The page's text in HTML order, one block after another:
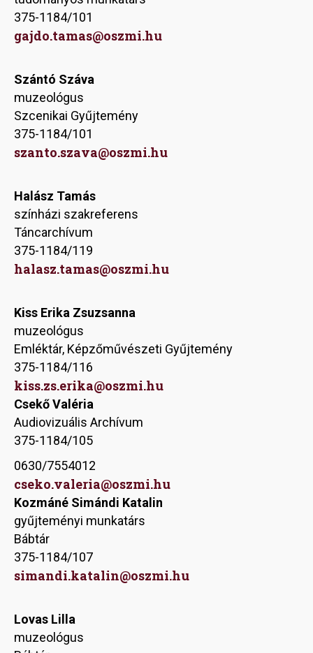
375-1184/101
gajdo.tamas@oszmi.hu
Szántó Száva
muzeológus
Szcenikai Gyűjtemény
375-1184/101
szanto.szava@oszmi.hu
Halász Tamás
színházi szakreferens
Táncarchívum
375-1184/119
halasz.tamas@oszmi.hu
Kiss Erika Zsuzsanna
muzeológus
Emléktár, Képzőművészeti Gyűjtemény
375-1184/116
kiss.zs.erika@oszmi.hu
Csekő Valéria
Audiovizuális Archívum
375-1184/105
0630/7554012
cseko.valeria@oszmi.hu
Kozmáné Simándi Katalin
gyűjteményi munkatárs
Bábtár
375-1184/107
simandi.katalin@oszmi.hu
Lovas Lilla
muzeológus